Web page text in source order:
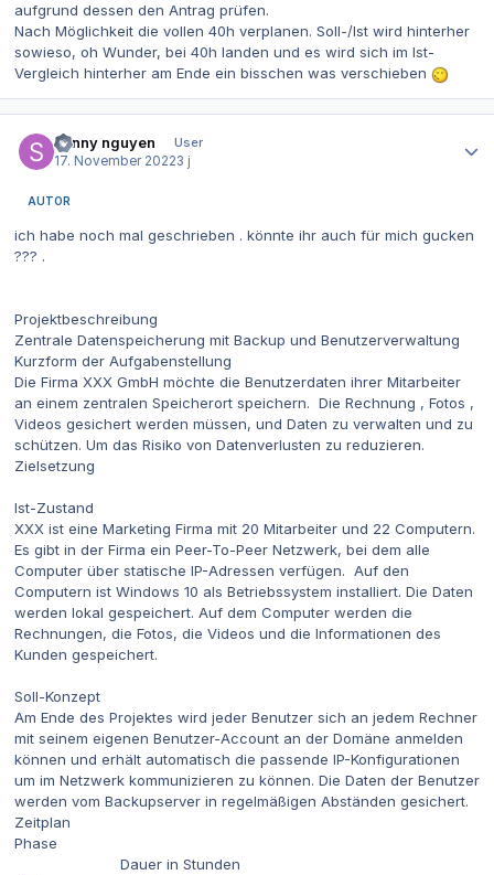
aufgrund dessen den Antrag prüfen.
Nach Möglichkeit die vollen 40h verplanen. Soll-/Ist wird hinterher
sowieso, oh Wunder, bei 40h landen und es wird sich im Ist-
Vergleich hinterher am Ende ein bisschen was verschieben
sonny nguyen
User
17. November 20223 j
AUTOR
ich habe noch mal geschrieben . könnte ihr auch für mich gucken
??? .
Projektbeschreibung
Zentrale Datenspeicherung mit Backup und Benutzerverwaltung
Kurzform der Aufgabenstellung
Die Firma XXX GmbH möchte die Benutzerdaten ihrer Mitarbeiter
an einem zentralen Speicherort speichern. Die Rechnung , Fotos ,
Videos gesichert werden müssen, und Daten zu verwalten und zu
schützen. Um das Risiko von Datenverlusten zu reduzieren.
Zielsetzung
Ist-Zustand
XXX ist eine Marketing Firma mit 20 Mitarbeiter und 22 Computern.
Es gibt in der Firma ein Peer-To-Peer Netzwerk, bei dem alle
Computer über statische IP-Adressen verfügen. Auf den
Computern ist Windows 10 als Betriebssystem installiert. Die Daten
werden lokal gespeichert. Auf dem Computer werden die
Rechnungen, die Fotos, die Videos und die Informationen des
Kunden gespeichert.
Soll-Konzept
Am Ende des Projektes wird jeder Benutzer sich an jedem Rechner
mit seinem eigenen Benutzer-Account an der Domäne anmelden
können und erhält automatisch die passende IP-Konfigurationen
um im Netzwerk kommunizieren zu können. Die Daten der Benutzer
werden vom Backupserver in regelmäßigen Abständen gesichert.
Zeitplan
Phase
Dauer in Stunden